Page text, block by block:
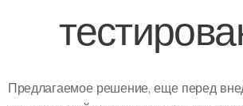
Предлагаемое решение, еще перед